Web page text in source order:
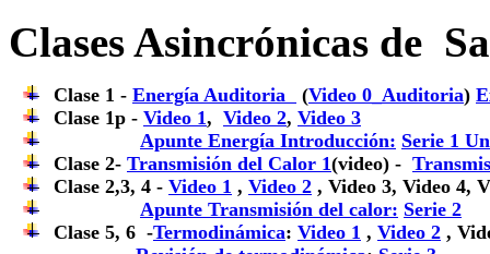
Clases Asincrónicas de
Clase 1 - Energía Auditoria (Video 0_Auditoria)
Clase 1p - Video 1, Video 2, Video 3
Apunte Energía Introducción: Serie 1
Clase 2- Transmisión del Calor 1(video) -
Clase 2,3, 4 - Video 1 , Video 2 , Video 3, Video 4,
Apunte Transmisión del calor: Serie 2
Clase 5, 6 -Termodinámica: Video 1 , Video 2 ,